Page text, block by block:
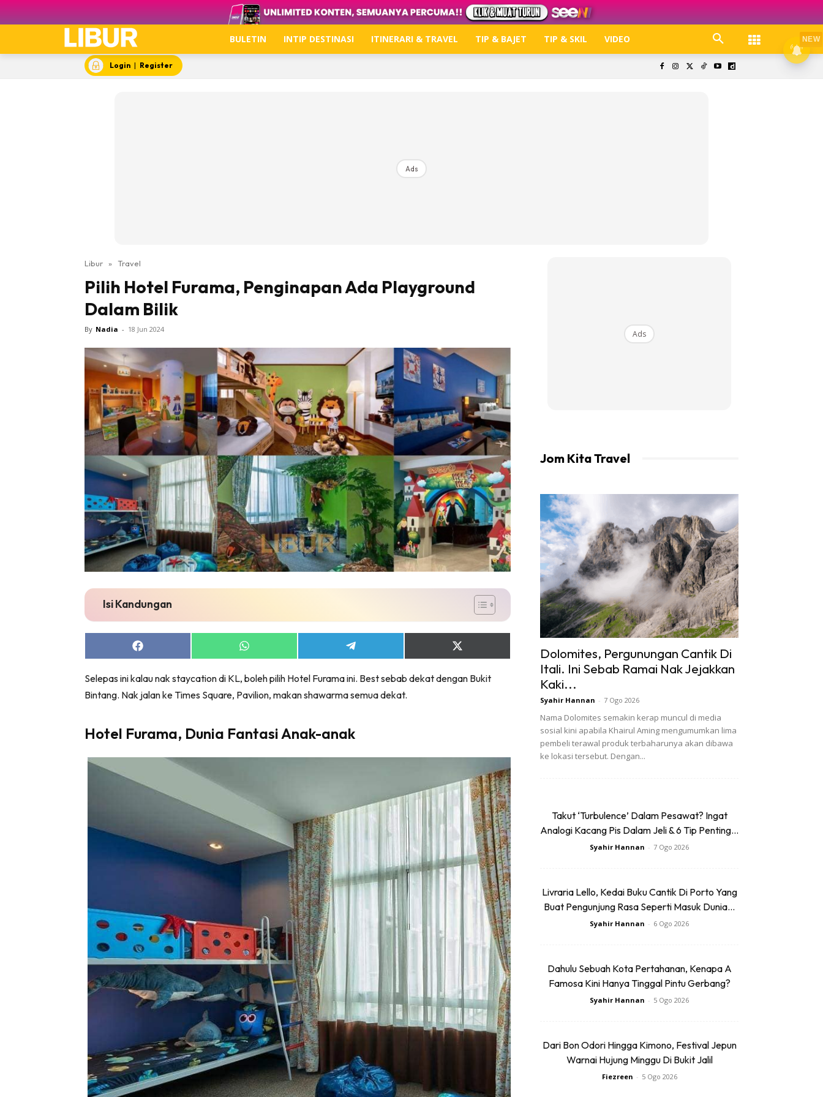
Video
KLIK DI SEENI
BULETIN INTIP DESTINASI ITINERARI & TRAVEL TIP & BAJET TIP & SKIL VIDEO
Login | Register
Ads
Libur » Travel
Pilih Hotel Furama, Penginapan Ada Playground
Dalam Bilik
By Nadia - 18 Jun 2024
Isi Kandungan
Share
on
Share
on
Share
on
Share
on
(Twitter)
Selepas ini kalau nak staycation di KL, boleh pilih Hotel Furama ini. Best sebab dekat dengan Bukit
Bintang. Nak jalan ke Times Square, Pavilion, makan shawarma semua dekat.
Hotel Furama, Dunia Fantasi Anak-anak
Ads
Jom Kita Travel
Dolomites, Pergunungan Cantik Di
Itali. Ini Sebab Ramai Nak Jejakkan
Kaki...
Syahir Hannan - 7 Ogo 2026
Nama Dolomites semakin kerap muncul di media
sosial kini apabila Khairul Aming mengumumkan lima
pembeli terawal produk terbaharunya akan dibawa
ke lokasi tersebut. Dengan...
Takut ‘Turbulence’ Dalam Pesawat? Ingat
Analogi Kacang Pis Dalam Jeli & 6 Tip Penting...
Syahir Hannan - 7 Ogo 2026
Livraria Lello, Kedai Buku Cantik Di Porto Yang
Buat Pengunjung Rasa Seperti Masuk Dunia...
Syahir Hannan - 6 Ogo 2026
Dahulu Sebuah Kota Pertahanan, Kenapa A
Famosa Kini Hanya Tinggal Pintu Gerbang?
Syahir Hannan - 5 Ogo 2026
Dari Bon Odori Hingga Kimono, Festival Jepun
Warnai Hujung Minggu Di Bukit Jalil
Fiezreen - 5 Ogo 2026
NEW